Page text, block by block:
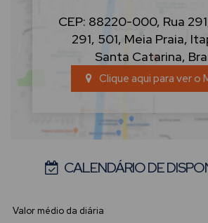
CEP: 88220-000, Rua 291
291, 501, Meia Praia,
Santa Catarina,
Clique aqui para ver o
CALENDÁRIO DE